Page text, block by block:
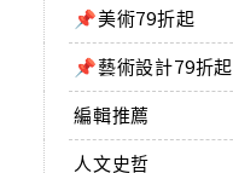
📌美術79折起
📌藝術設計79折起
編輯推薦
人文史哲